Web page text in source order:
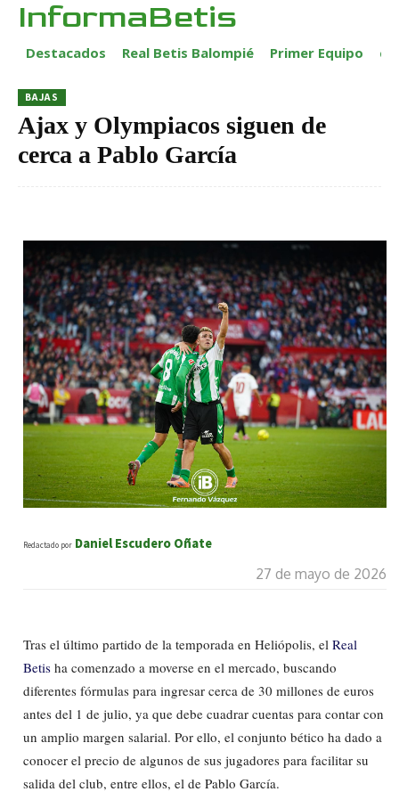
InformaBetis
Destacados Real Betis Balompié Primer Equipo
BAJAS
Ajax y Olympiacos siguen de
cerca a Pablo García
Redactado por Daniel Escudero Oñate
27 de mayo de 2026
Tras el último partido de la temporada en Heliópolis, el Real
Betis ha comenzado a moverse en el mercado, buscando
diferentes fórmulas para ingresar cerca de 30 millones de euros
antes del 1 de julio, ya que debe cuadrar cuentas para contar con
un amplio margen salarial. Por ello, el conjunto bético ha dado a
conocer el precio de algunos de sus jugadores para facilitar su
salida del club, entre ellos, el de Pablo García.